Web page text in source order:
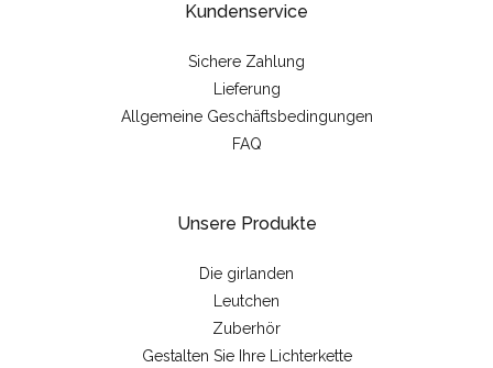
Kundenservice
Sichere Zahlung
Lieferung
Allgemeine Geschäftsbedingungen
FAQ
Unsere Produkte
Die girlanden
Leutchen
Zuberhör
Gestalten Sie Ihre Lichterkette